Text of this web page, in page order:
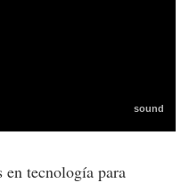
tecnología para